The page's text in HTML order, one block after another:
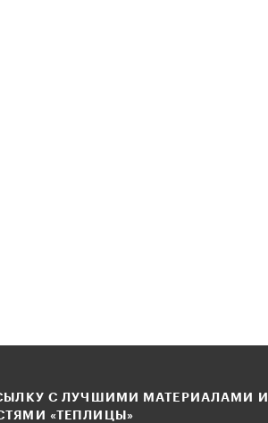
С ЛУЧШИМИ МАТЕРИАЛАМИ И
«ТЕПЛИЦЫ»